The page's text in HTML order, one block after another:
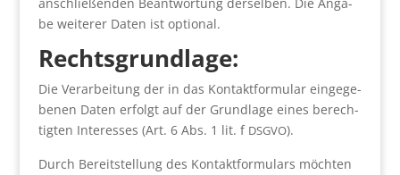
be wei­te­rer Daten ist optio­nal.
Rechts­grund­la­ge:
Die Ver­ar­bei­tung der in das Kon­takt­for­mu­lar ein­ge­ge­
be­nen Daten erfolgt auf der Grund­la­ge eines berech­
tig­ten Inter­es­ses (Art. 6 Abs. 1 lit. f DSGVO).
Durch Bereit­stel­lung des Kon­takt­for­mu­lars möch­ten